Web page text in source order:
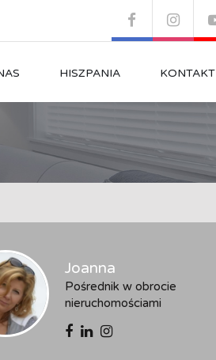
HISZPANIA KONTAKT
Joanna
Pośrednik w obrocie
nieruchomościami